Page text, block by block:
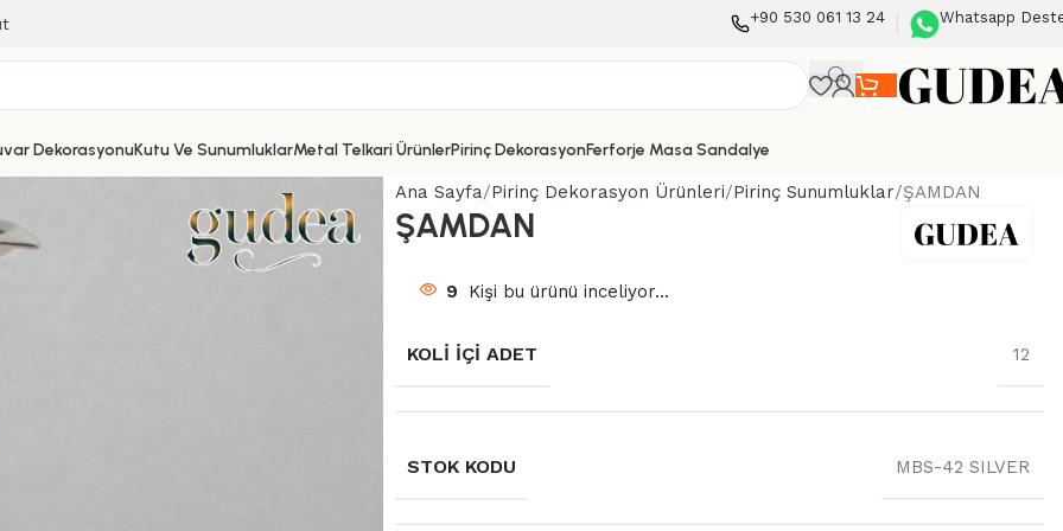
+90 530 061 13 24 Whatsapp
DekorasyonuKutu Ve SunumluklarMetal Telkari ÜrünlerPirinç DekorasyonFerforje Masa Sandalye
Ana Sayfa Pirinç Dekorasyon Ürünleri Pirinç Sunumluklar ŞAMDAN
ŞAMDAN
9 Kişi bu ürünü inceliyor...
KOLI İÇI ADET 12
STOK KODU MBS-42 SILVER